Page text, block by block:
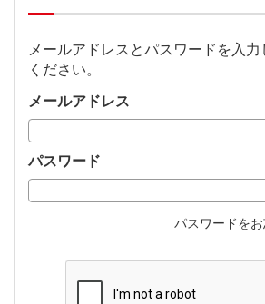
メールアドレスとパスワードを入
ください。
メールアドレス
パスワード
パスワードを